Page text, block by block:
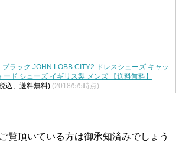
ラック JOHN LOBB CITY2 ドレスシューズ キャッ
ド シューズ イギリス製 メンズ 【送料無料】
込、送料無料) (2018/5/5時点)
覧頂いている方は御承知済みでしょう